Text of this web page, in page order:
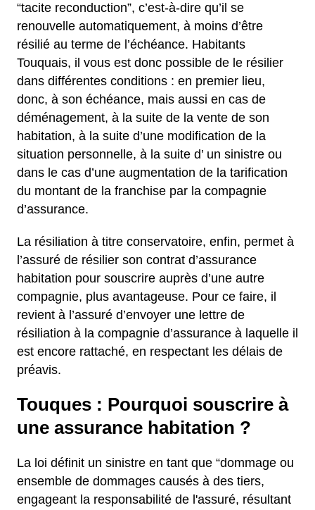
“tacite reconduction”, c’est-à-dire qu’il se
renouvelle automatiquement, à moins d’être
résilié au terme de l’échéance. Habitants
Touquais, il vous est donc possible de le résilier
dans différentes conditions : en premier lieu,
donc, à son échéance, mais aussi en cas de
déménagement, à la suite de la vente de son
habitation, à la suite d’une modification de la
situation personnelle, à la suite d’ un sinistre ou
dans le cas d’une augmentation de la tarification
du montant de la franchise par la compagnie
d’assurance.
La résiliation à titre conservatoire, enfin, permet à
l’assuré de résilier son contrat d’assurance
habitation pour souscrire auprès d’une autre
compagnie, plus avantageuse. Pour ce faire, il
revient à l’assuré d’envoyer une lettre de
résiliation à la compagnie d’assurance à laquelle il
est encore rattaché, en respectant les délais de
préavis.
Touques : Pourquoi souscrire à
une assurance habitation ?
La loi définit un sinistre en tant que “dommage ou
ensemble de dommages causés à des tiers,
engageant la responsabilité de l'assuré, résultant